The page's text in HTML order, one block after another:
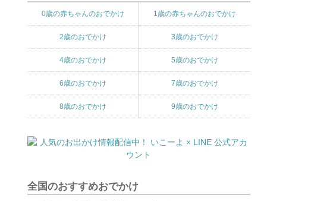
0歳の赤ちゃんのおでかけ 1歳の赤ちゃんのおでかけ
2歳のおでかけ 3歳のおでかけ
4歳のおでかけ 5歳のおでかけ
6歳のおでかけ 7歳のおでかけ
8歳のおでかけ 9歳のおでかけ
全国のおすすめおでかけ